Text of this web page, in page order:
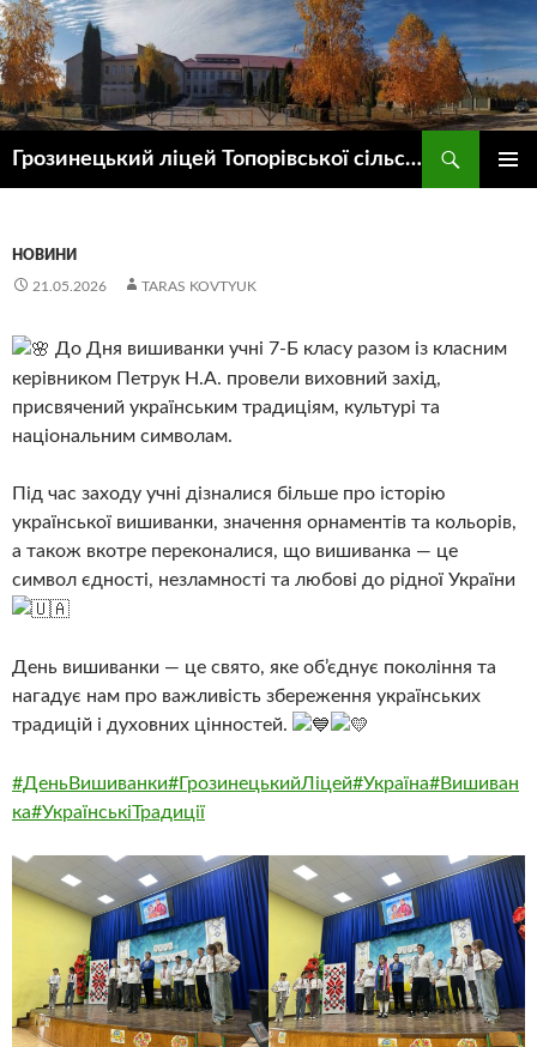
Грозинецький ліцей Топорівської сільської ради
НОВИНИ
21.05.2026 TARAS KOVTYUK
До Дня вишиванки учні 7-Б класу разом із класним
керівником Петрук Н.А. провели виховний захід,
присвячений українським традиціям, культурі та
національним символам.
Під час заходу учні дізналися більше про історію
української вишиванки, значення орнаментів та кольорів,
а також вкотре переконалися, що вишиванка — це
символ єдності, незламності та любові до рідної України
День вишиванки — це свято, яке об’єднує покоління та
нагадує нам про важливість збереження українських
традицій і духовних цінностей.
#ДеньВишиванки#ГрозинецькийЛіцей#Україна#Вишиван
ка#УкраїнськіТрадиції